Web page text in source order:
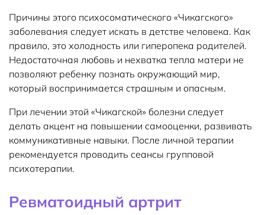
Причины этого психосоматического «Чикагского»
заболевания следует искать в детстве человека. Как
правило, это холодность или гиперопека родителей.
Недостаточная любовь и нехватка тепла матери не
позволяют ребенку познать окружающий мир,
который воспринимается страшным и опасным.
При лечении этой «Чикагской» болезни следует
делать акцент на повышении самооценки, развивать
коммуникативные навыки. После личной терапии
рекомендуется проводить сеансы групповой
психотерапии.
Ревматоидный артрит